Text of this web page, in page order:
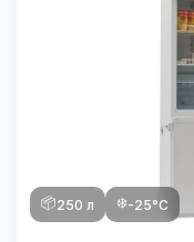
📦250 л ❄️-25°C